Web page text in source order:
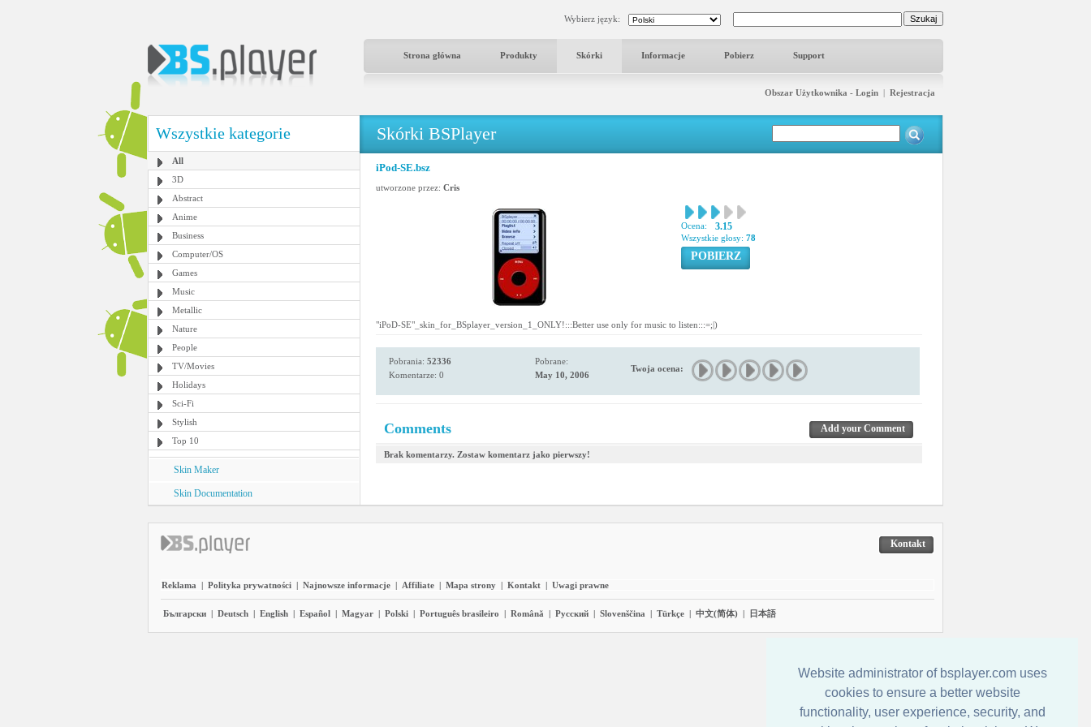
Website administrator of bsplayer.com uses
cookies to ensure a better website
functionality, user experience, security, and
Wybierz język:
Strona główna Produkty Skórki Informacje Pobierz Support
Obszar Użytkownika - Login | Rejestracja
Wszystkie kategorie
All
3D
Abstract
Anime
Business
Computer/OS
Games
Music
Metallic
Nature
People
TV/Movies
Holidays
Sci-Fi
Stylish
Top 10
Skin Maker
Skin Documentation
Skórki BSPlayer
iPod-SE.bsz
utworzone przez: Cris
Ocena: 3.15
Wszystkie głosy: 78
POBIERZ
"iPoD-SE"_skin_for_BSplayer_version_1_ONLY!:::Better use only for music to listen:::=;|)
Pobrania: 52336
Komentarze: 0
Pobrane:
May 10, 2006
Twoja ocena:
Comments Add your Comment
Brak komentarzy. Zostaw komentarz jako pierwszy!
Kontakt
Reklama | Polityka prywatności | Najnowsze informacje | Affiliate | Mapa strony | Kontakt | Uwagi prawne
Български | Deutsch | English | Español | Magyar | Polski | Português brasileiro | Română | Pyccĸий | Slovenščina | Türkçe | 中文(简体) | 日本語